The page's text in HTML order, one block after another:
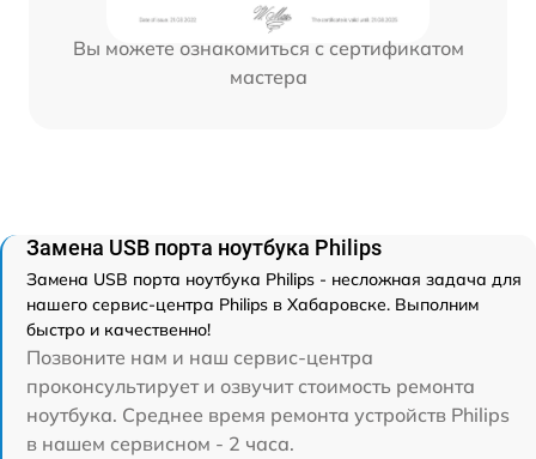
Вы можете ознакомиться с сертификатом
мастера
Замена USB порта ноутбука Philips
Замена USB порта ноутбука Philips - несложная задача для
нашего сервис-центра Philips в Хабаровске. Выполним
быстро и качественно!
Позвоните нам и наш сервис-центра
проконсультирует и озвучит стоимость ремонта
ноутбука. Среднее время ремонта устройств Philips
в нашем сервисном - 2 часа.